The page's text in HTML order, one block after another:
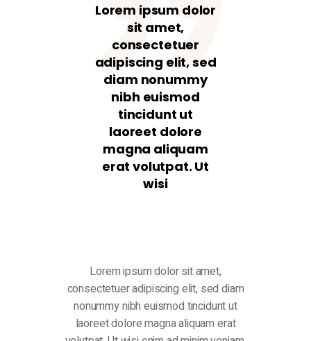
Lorem ipsum dolor
sit amet,
consectetuer
adipiscing elit, sed
diam nonummy
nibh euismod
tincidunt ut
laoreet dolore
magna aliquam
erat volutpat. Ut
wisi
Lorem ipsum dolor sit amet,
consectetuer adipiscing elit, sed diam
nonummy nibh euismod tincidunt ut
laoreet dolore magna aliquam erat